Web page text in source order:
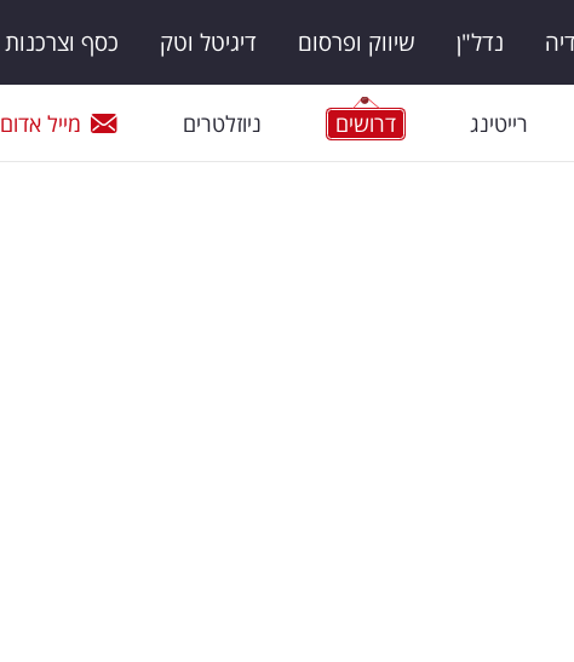
נדל"ן שיווק ופרסום דיגיטל וטק כסף וצרכנות
רייטינג דרושים ניוזלטרים מייל אדום